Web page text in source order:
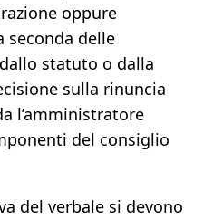
oppure
seconda delle
statuto o dalla
sulla rinuncia
l’amministratore
del consiglio
del verbale si devono